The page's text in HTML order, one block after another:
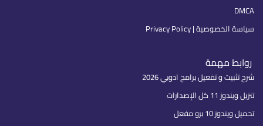
DMCA
سياسة الخصوصية | Privacy Policy
روابط مهمة
شرح تثبيت و تفعيل برامج ادوبي 2026
تنزيل ويندوز 11 كل الإصدارات
تحميل ويندوز 10 برو مفعل